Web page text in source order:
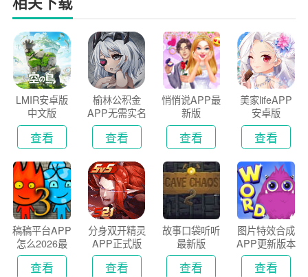
LMIR安卓版
中文版
查看
榆林公积金
APP无需实名
认证版
查看
悄悄说APP最
新版
查看
美家lifeAPP
安卓版
查看
稿稿平台APP
怎么2026最
新版
查看
分身双开精灵
APP正式版
查看
故事口袋听听
最新版
查看
图片特效合成
APP更新版本
2026
查看